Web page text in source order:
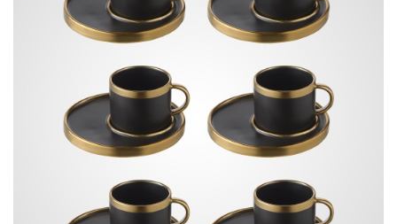
Коллекции
Ванная комната